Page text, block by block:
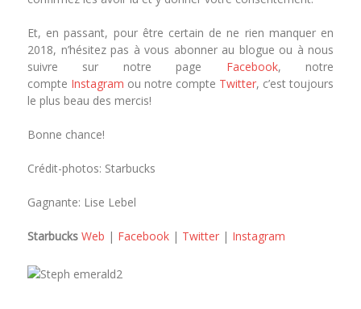
Et, en passant, pour être certain de ne rien manquer en
2018, n’hésitez pas à vous abonner au blogue ou à nous
suivre sur notre page Facebook, notre
compte Instagram ou notre compte Twitter, c’est toujours
le plus beau des mercis!
Bonne chance!
Crédit-photos: Starbucks
Gagnante: Lise Lebel
Starbucks Web | Facebook | Twitter | Instagram